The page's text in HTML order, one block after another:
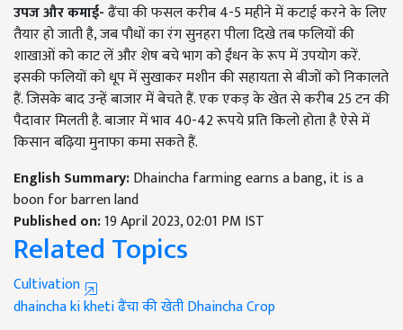
उपज और कमाई-ढैंचा की फसल करीब 4-5 महीने में कटाई करने के लिए
तैयार हो जाती है, जब पौधों का रंग सुनहरा पीला दिखे तब फलियों की
शाखाओं को काट लें और शेष बचे भाग को ईंधन के रूप में उपयोग करें.
इसकी फलियों को धूप में सुखाकर मशीन की सहायता से बीजों को निकालते
हैं. जिसके बाद उन्हें बाजार में बेचते हैं. एक एकड़ के खेत से करीब 25 टन की
पैदावार मिलती है. बाजार में भाव 40-42 रूपये प्रति किलो होता है ऐसे में
किसान बढ़िया मुनाफा कमा सकते हैं.
English Summary:Dhaincha farming earns a bang, it is a
boon for barren land
Published on:19 April 2023, 02:01 PM IST
Related Topics
Cultivation
dhaincha ki khetiढैंचा की खेतीDhaincha Crop